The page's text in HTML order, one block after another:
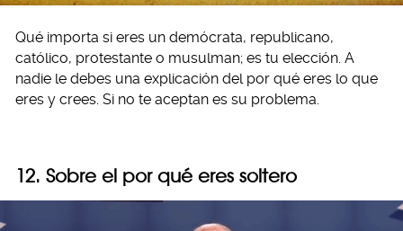
Qué importa si eres un demócrata, republicano,
católico, protestante o musulman; es tu elección. A
nadie le debes una explicación del por qué eres lo que
eres y crees. Si no te aceptan es su problema.
12. Sobre el por qué eres soltero